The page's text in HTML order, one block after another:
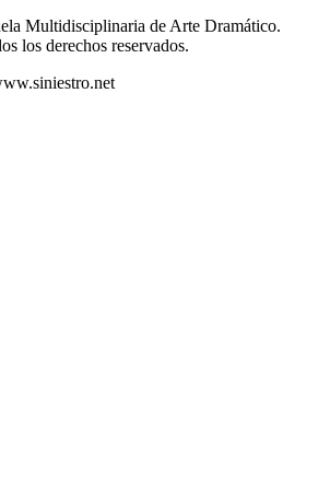
Multidisciplinaria de Arte Dramático.
los derechos reservados.